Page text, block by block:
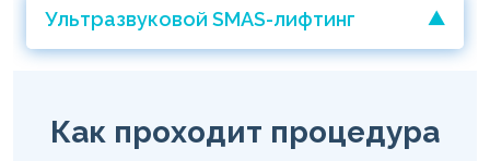
Ультразвуковой SMAS-лифтинг
Как проходит процедура